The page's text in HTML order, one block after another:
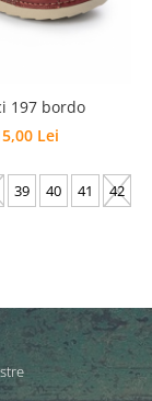
197 bordo
Lei
39 40 41 42